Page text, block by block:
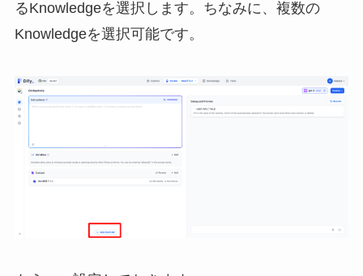
るKnowledgeを選択します。ちなみに、複数の
Knowledgeを選択可能です。